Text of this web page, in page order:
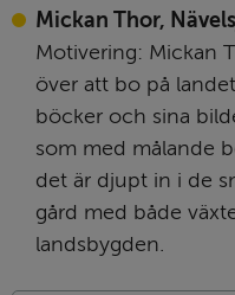
Mickan Thor,
Motivering: Mickan
över att bo på
böcker och sina
som med målande
det är djupt in i de
gård med både
landsbygden.